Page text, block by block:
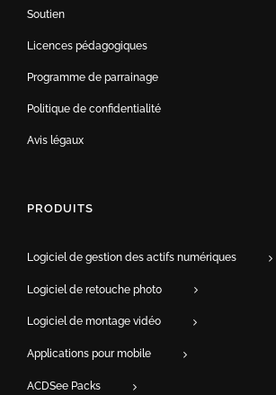
Soutien
Licences pédagogiques
Programme de parrainage
Politique de confidentialité
Avis légaux
PRODUITS
Logiciel de gestion des actifs numériques
Logiciel de retouche photo
Logiciel de montage vidéo
Applications pour mobile
ACDSee Packs